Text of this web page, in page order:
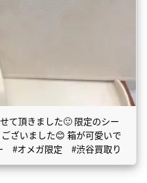
て頂きました🙂 限定のシー
ざいました😊 箱が可愛いで
#オメガ限定 #渋谷買取り